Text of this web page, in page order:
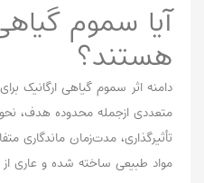
آیا سموم
هستند؟
دامنه اثر سموم گیاهی ارگانیک
متعددی ازجمله محدوده هدف،
تأثیرگذاری، مدت‌زمان ماندگاری
مواد طبیعی ساخته شده‌ و عاری